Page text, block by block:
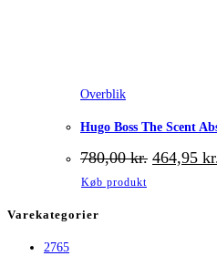
Overblik
Hugo Boss The Scent
780,00kr. Den
464,95
Køb produkt
Varekategorier
2765